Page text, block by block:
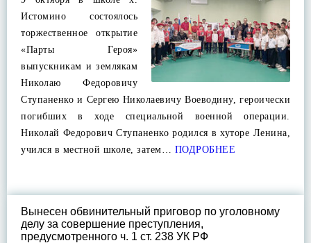
Истомино состоялось
торжественное открытие
«Парты Героя»
выпускникам и землякам
Николаю Федоровичу
Ступаненко и Сергею Николаевичу Воеводину, героически
погибших в ходе специальной военной операции.
Николай Федорович Ступаненко родился в хуторе Ленина,
учился в местной школе, затем… ПОДРОБНЕЕ
Вынесен обвинительный приговор по уголовному
делу за совершение преступления,
предусмотренного ч. 1 ст. 238 УК РФ